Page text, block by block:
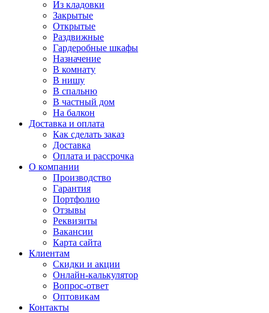
Из кладовки
Закрытые
Открытые
Раздвижные
Гардеробные шкафы
Назначение
В комнату
В нишу
В спальню
В частный дом
На балкон
Доставка и оплата
Как сделать заказ
Доставка
Оплата и рассрочка
О компании
Производство
Гарантия
Портфолио
Отзывы
Реквизиты
Вакансии
Карта сайта
Клиентам
Скидки и акции
Онлайн-калькулятор
Вопрос-ответ
Оптовикам
Контакты